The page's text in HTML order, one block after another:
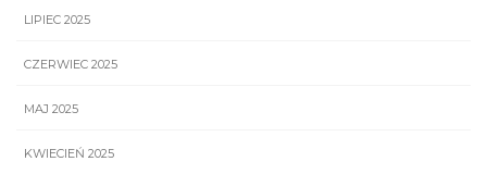
LIPIEC 2025
CZERWIEC 2025
MAJ 2025
KWIECIEŃ 2025